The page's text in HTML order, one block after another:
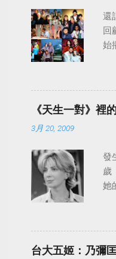
還
回
始
《天生一對》裡
3月 20, 2009
發
歲
她
台大五姬：乃彌